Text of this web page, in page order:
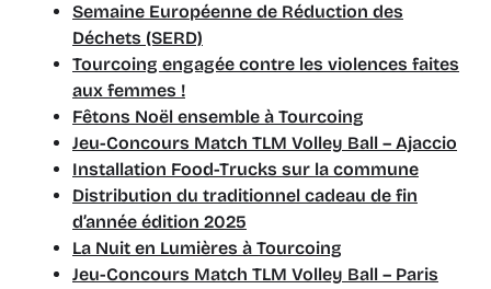
Semaine Européenne de Réduction des
Déchets (SERD)
Tourcoing engagée contre les violences faites
aux femmes !
Fêtons Noël ensemble à Tourcoing
Jeu-Concours Match TLM Volley Ball – Ajaccio
Installation Food-Trucks sur la commune
Distribution du traditionnel cadeau de fin
d’année édition 2025
La Nuit en Lumières à Tourcoing
Jeu-Concours Match TLM Volley Ball – Paris